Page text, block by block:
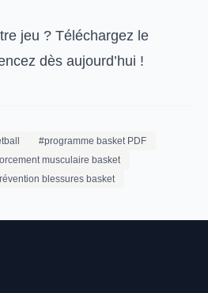
jeu ? Téléchargez le
dès aujourd’hui !
#programme basket PDF
musculaire basket
blessures basket